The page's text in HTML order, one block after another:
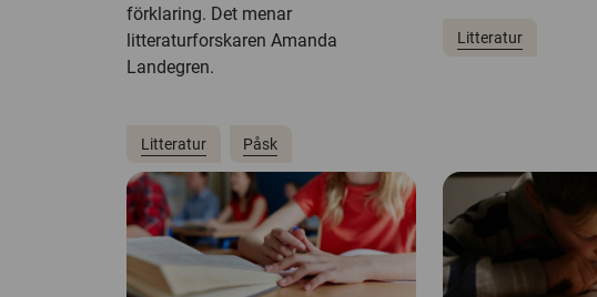
förklaring. Det menar
litteraturforskaren Amanda
Landegren.
Litteratur Påsk
Litteratur